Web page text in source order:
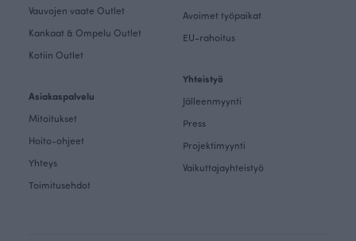
Vauvojen vaate Outlet
Kankaat & Ompelu Outlet
Kotiin Outlet
Asiakaspalvelu
Mitoitukset
Hoito-ohjeet
Yhteys
Toimitusehdot
Avoimet työpaikat
EU-rahoitus
Yhteistyö
Jälleenmyynti
Press
Projektimyynti
Vaikuttajayhteistyö